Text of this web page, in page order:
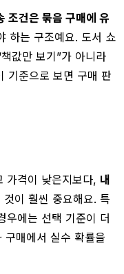
조건은 묶음 구매에 유
하는 구조예요. 도서 쇼
값만 보기”가 아니라
기준으로 보면 구매 판
가격이 낮은지보다, 내
것이 훨씬 중요해요. 특
우에는 선택 기준이 더
구매에서 실수 확률을